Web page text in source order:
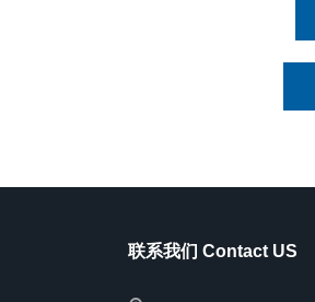
联系我们 Contact US